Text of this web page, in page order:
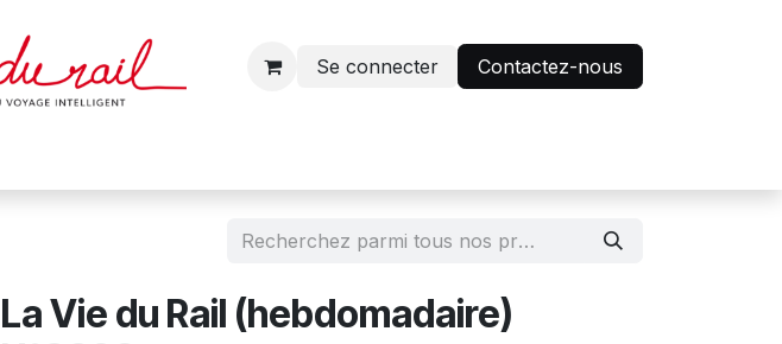
Se connecter Contactez-nous
La Vie du Rail (hebdomadaire)